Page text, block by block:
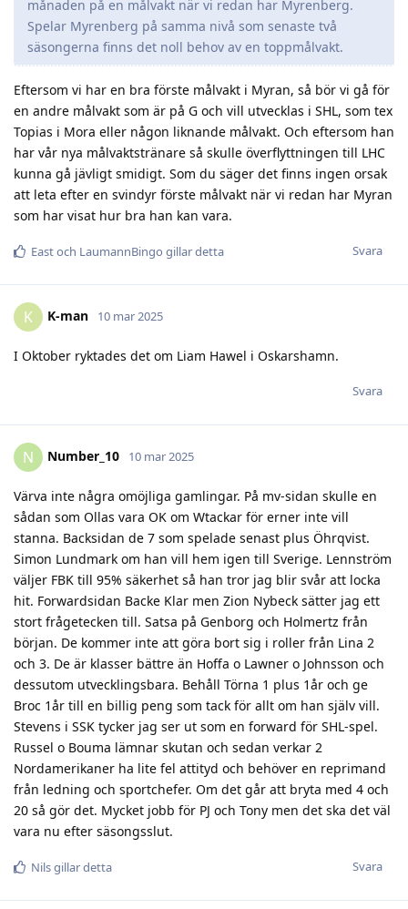
månaden på en målvakt när vi redan har Myrenberg.
Spelar Myrenberg på samma nivå som senaste två
säsongerna finns det noll behov av en toppmålvakt.
Eftersom vi har en bra förste målvakt i Myran, så bör vi gå för
en andre målvakt som är på G och vill utvecklas i SHL, som tex
Topias i Mora eller någon liknande målvakt. Och eftersom han
har vår nya målvaktstränare så skulle överflyttningen till LHC
kunna gå jävligt smidigt. Som du säger det finns ingen orsak
att leta efter en svindyr förste målvakt när vi redan har Myran
som har visat hur bra han kan vara.
Svara
Eastoch LaumannBingo gillar detta
K K-man 10 mar 2025
I Oktober ryktades det om Liam Hawel i Oskarshamn.
Svara
N Number_10 10 mar 2025
Värva inte några omöjliga gamlingar. På mv-sidan skulle en
sådan som Ollas vara OK om Wtackar för erner inte vill
stanna. Backsidan de 7 som spelade senast plus Öhrqvist.
Simon Lundmark om han vill hem igen till Sverige. Lennström
väljer FBK till 95% säkerhet så han tror jag blir svår att locka
hit. Forwardsidan Backe Klar men Zion Nybeck sätter jag ett
stort frågetecken till. Satsa på Genborg och Holmertz från
början. De kommer inte att göra bort sig i roller från Lina 2
och 3. De är klasser bättre än Hoffa o Lawner o Johnsson och
dessutom utvecklingsbara. Behåll Törna 1 plus 1år och ge
Broc 1år till en billig peng som tack för allt om han själv vill.
Stevens i SSK tycker jag ser ut som en forward för SHL-spel.
Russel o Bouma lämnar skutan och sedan verkar 2
Nordamerikaner ha lite fel attityd och behöver en reprimand
från ledning och sportchefer. Om det går att bryta med 4 och
20 så gör det. Mycket jobb för PJ och Tony men det ska det väl
vara nu efter säsongsslut.
Svara
Nilsgillar detta